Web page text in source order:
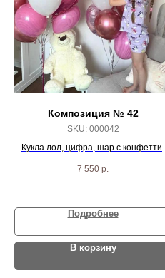
Композиция № 42
SKU: 000042
Кукла лол, цифра, шар с конфетти,
сердца и 9 бело-розовых шаров
7 550 р.
Подробнее
В корзину